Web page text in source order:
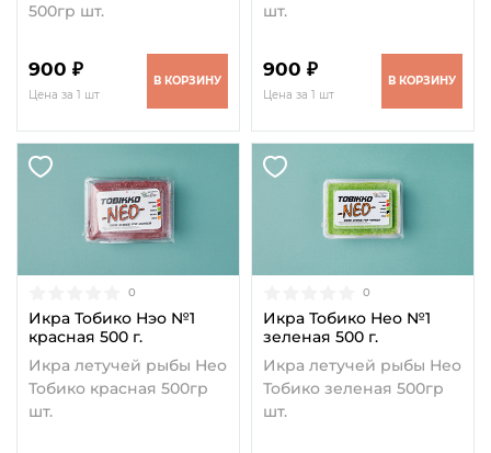
500гр шт.
900 ₽
Цена за 1 шт
В КОРЗИНУ
шт.
900 ₽
Цена за 1 шт
В КОРЗИНУ
0
Икра Тобико Нэо №1
красная 500 г.
Икра летучей рыбы Нео
Тобико красная 500гр
шт.
0
Икра Тобико Нео №1
зеленая 500 г.
Икра летучей рыбы Нео
Тобико зеленая 500гр
шт.